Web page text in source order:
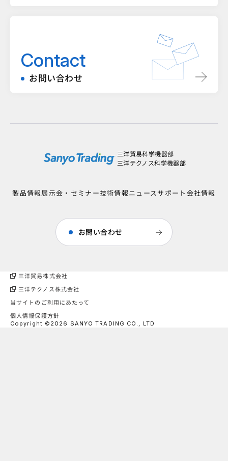
Contact
お問い合わせ
三洋貿易科学機器部
三洋テクノス科学機器部
製品情報展示会・セミナー技術情報ニュースサポート 会社情報
お問い合わせ
三洋貿易株式会社
三洋テクノス株式会社
当サイトのご利用にあたって
個人情報保護方針
Copyright ©2026 SANYO TRADING CO., LTD